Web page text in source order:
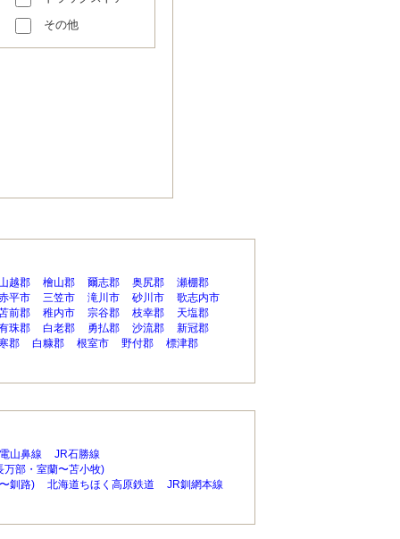
その他
山越郡 檜山郡 爾志郡 奥尻郡
瀬棚郡
平市 三笠市 滝川市 砂川市
歌志内市
前郡 稚内市 宗谷郡 枝幸郡
天塩郡
珠郡 白老郡 勇払郡 沙流郡
新冠郡
郡 白糠郡 根室市 野付郡
標津郡
山鼻線
JR石勝線
万部・室蘭〜苫小牧)
釧路) 北海道ちほく高原鉄道
JR釧網本線